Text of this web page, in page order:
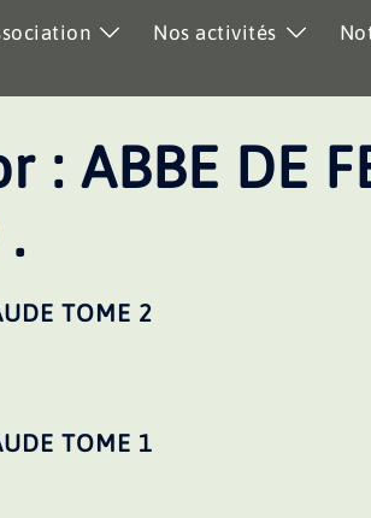
Nos activités
: ABBE DE
TOME 2
TOME 1